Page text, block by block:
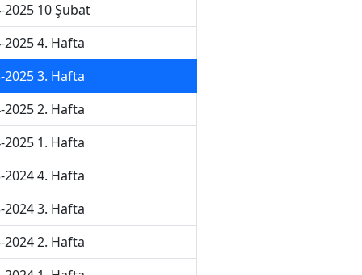
2025 10 Şubat
2025 4. Hafta
2025 3. Hafta
2025 2. Hafta
2025 1. Hafta
2024 4. Hafta
2024 3. Hafta
2024 2. Hafta